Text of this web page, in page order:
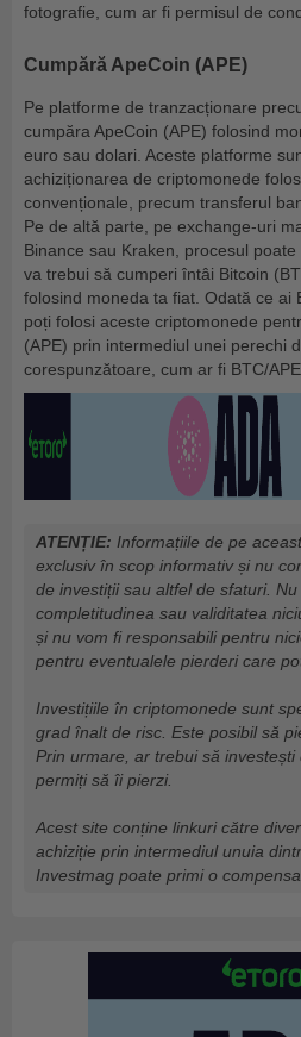
fotografie, cum ar fi permisul de
Cumpără ApeCoin (APE)
Pe platforme de tranzacționare
cumpăra ApeCoin (APE) folosind
euro sau dolari. Aceste platforme
achiziționarea de criptomonede
convenționale, precum transferul
Pe de altă parte, pe exchange-uri
Binance sau Kraken, procesul
va trebui să cumperi întâi Bitcoin
folosind moneda ta fiat. Odată ce ai
poți folosi aceste criptomonede
(APE) prin intermediul unei perechi
corespunzătoare, cum ar fi BTC/
ATENȚIE: Informațiile de pe
exclusiv în scop informativ și nu
de investiții sau altfel de sfaturi.
completitudinea sau validitatea
și nu vom fi responsabili pentru
pentru eventualele pierderi care
Investițiile în criptomonede sunt
grad înalt de risc. Este posibil să
Prin urmare, ar trebui să
permiți să îi pierzi.
Acest site conține linkuri către
achiziție prin intermediul unuia
Investmag poate primi o